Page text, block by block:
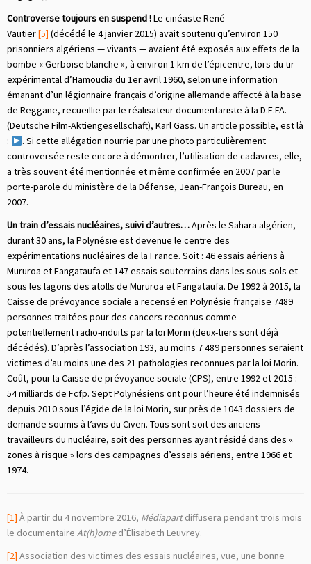
Controverse toujours en suspend !Le cinéaste René
Vautier[5] (décédé le 4 janvier 2015) avait soutenu qu’environ 150
prisonniers algériens — vivants — avaient été exposés aux effets de la
bombe « Gerboise blanche », à environ 1 km de l’épicentre, lors du tir
expérimental d’Hamoudia du 1er avril 1960, selon une information
émanant d’un légionnaire français d’origine allemande affecté à la base
de Reggane, recueillie par le réalisateur documentariste à la D.E.FA.
(Deutsche Film-Aktiengesellschaft), Karl Gass. Un article possible, est là
:
. Si cette allégation nourrie par une photo particulièrement
controversée reste encore à démontrer, l’utilisation de cadavres, elle,
a très souvent été mentionnée et même confirmée en 2007 par le
porte-parole du ministère de la Défense, Jean-François Bureau, en
2007.
Un train d’essais nucléaires, suivi d’autres…Après le Sahara algérien,
durant 30 ans, la Polynésie est devenue le centre des
expérimentations nucléaires de la France. Soit : 46 essais aériens à
Mururoa et Fangataufa et 147 essais souterrains dans les sous-sols et
sous les lagons des atolls de Mururoa et Fangataufa. De 1992 à 2015, la
Caisse de prévoyance sociale a recensé en Polynésie française 7489
personnes traitées pour des cancers reconnus comme
potentiellement radio-induits par la loi Morin (deux-tiers sont déjà
décédés). D’après l’association 193, au moins 7 489 personnes seraient
victimes d’au moins une des 21 pathologies reconnues par la loi Morin.
Coût, pour la Caisse de prévoyance sociale (CPS), entre 1992 et 2015 :
54 milliards de Fcfp. Sept Polynésiens ont pour l’heure été indemnisés
depuis 2010 sous l’égide de la loi Morin, sur près de 1043 dossiers de
demande soumis à l’avis du Civen. Tous sont soit des anciens
travailleurs du nucléaire, soit des personnes ayant résidé dans des «
zones à risque » lors des campagnes d’essais aériens, entre 1966 et
1974.
[1] À partir du 4 novembre 2016, Médiapartdiffusera pendant trois mois
le documentaire At(h)omed’Élisabeth Leuvrey.
[2] Association des victimes des essais nucléaires, vue, une bonne